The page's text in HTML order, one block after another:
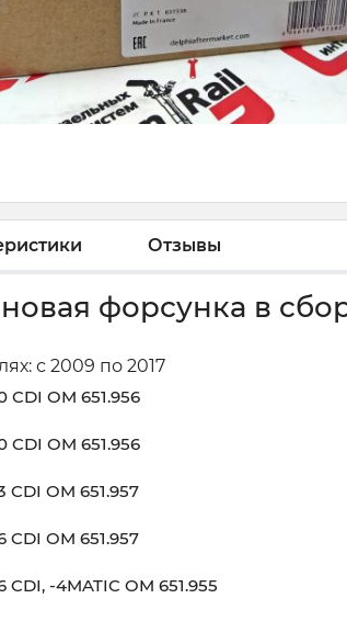
Отзывы
форсунка в
с 2009 по 2017
CDI OM 651.956
CDI OM 651.956
CDI OM 651.957
CDI OM 651.957
-4MATIC OM 651.955